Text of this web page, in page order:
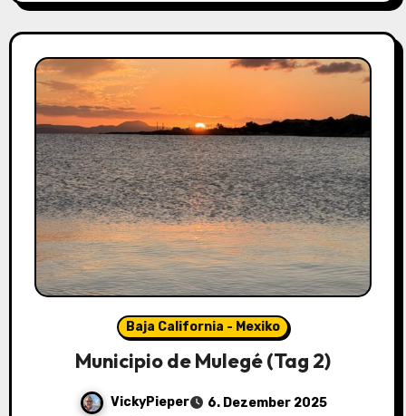
Baja California - Mexiko
Municipio de Mulegé (Tag 2)
VickyPieper
6. Dezember 2025